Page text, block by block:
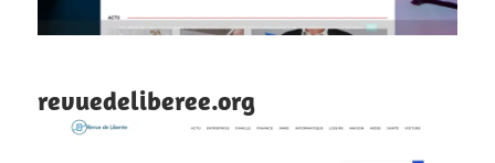
revuedeliberee.org